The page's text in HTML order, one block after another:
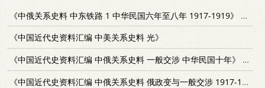
《中俄关系史料 中东铁路 1 中华民国六年至八年 1917-1919》
《中国近代史资料汇编 中美关系史料 光》
《中国近代史资料汇编 中俄关系史料 一般交涉 中华民国十年》
《中国近代史资料汇编 中俄关系史料 俄政变与一般交涉 1917-1919 1》